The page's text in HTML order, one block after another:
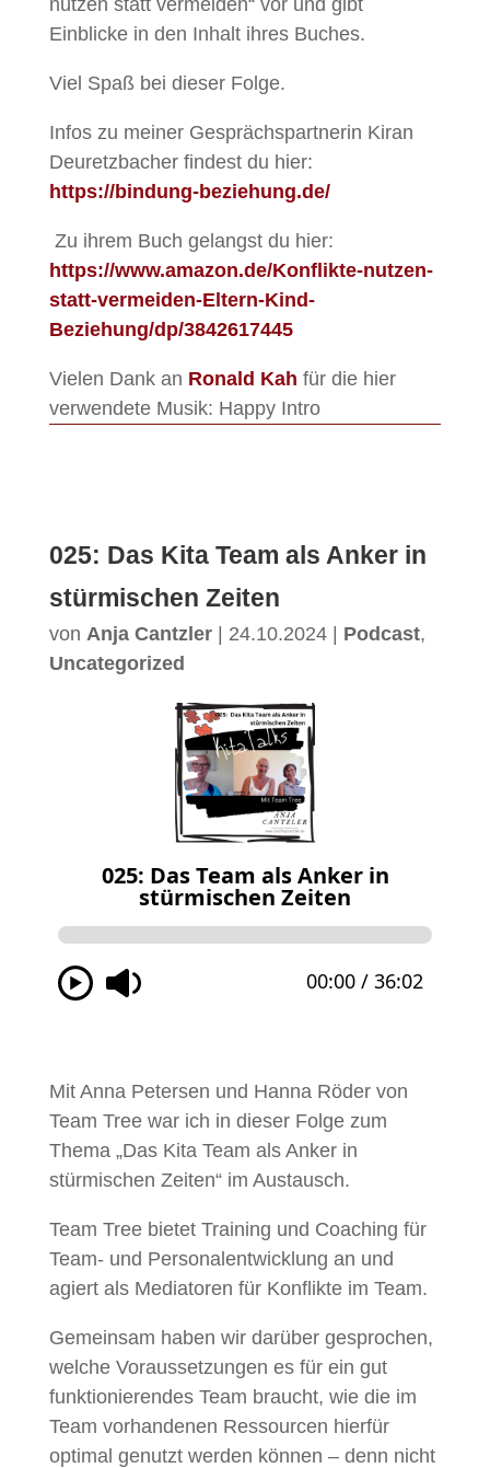
nutzen statt vermeiden“ vor und gibt
Einblicke in den Inhalt ihres Buches.
Viel Spaß bei dieser Folge.
Infos zu meiner Gesprächspartnerin Kiran
Deuretzbacher findest du hier:
https://bindung-beziehung.de/
Zu ihrem Buch gelangst du hier:
https://www.amazon.de/Konflikte-nutzen-
statt-vermeiden-Eltern-Kind-
Beziehung/dp/3842617445
Vielen Dank an Ronald Kah für die hier
verwendete Musik: Happy Intro
025: Das Kita Team als Anker in
stürmischen Zeiten
von Anja Cantzler| 24.10.2024| Podcast,
Uncategorized
Mit Anna Petersen und Hanna Röder von
Team Tree war ich in dieser Folge zum
Thema „Das Kita Team als Anker in
stürmischen Zeiten“ im Austausch.
Team Tree bietet Training und Coaching für
Team- und Personalentwicklung an und
agiert als Mediatoren für Konflikte im Team.
Gemeinsam haben wir darüber gesprochen,
welche Voraussetzungen es für ein gut
funktionierendes Team braucht, wie die im
Team vorhandenen Ressourcen hierfür
optimal genutzt werden können – denn nicht